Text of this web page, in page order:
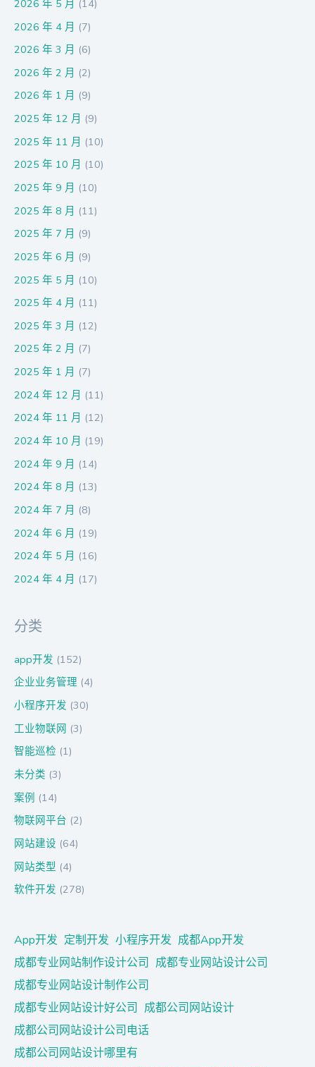
2026 年 5 月 (14)
2026 年 4 月 (7)
2026 年 3 月 (6)
2026 年 2 月 (2)
2026 年 1 月 (9)
2025 年 12 月 (9)
2025 年 11 月 (10)
2025 年 10 月 (10)
2025 年 9 月 (10)
2025 年 8 月 (11)
2025 年 7 月 (9)
2025 年 6 月 (9)
2025 年 5 月 (10)
2025 年 4 月 (11)
2025 年 3 月 (12)
2025 年 2 月 (7)
2025 年 1 月 (7)
2024 年 12 月 (11)
2024 年 11 月 (12)
2024 年 10 月 (19)
2024 年 9 月 (14)
2024 年 8 月 (13)
2024 年 7 月 (8)
2024 年 6 月 (19)
2024 年 5 月 (16)
2024 年 4 月 (17)
分类
app开发 (152)
企业业务管理 (4)
小程序开发 (30)
工业物联网 (3)
智能巡检 (1)
未分类 (3)
案例 (14)
物联网平台 (2)
网站建设 (64)
网站类型 (4)
软件开发 (278)
App开发 定制开发 小程序开发 成都App开发
成都专业网站制作设计公司 成都专业网站设计公司
成都专业网站设计制作公司
成都专业网站设计好公司 成都公司网站设计
成都公司网站设计公司电话
成都公司网站设计哪里有